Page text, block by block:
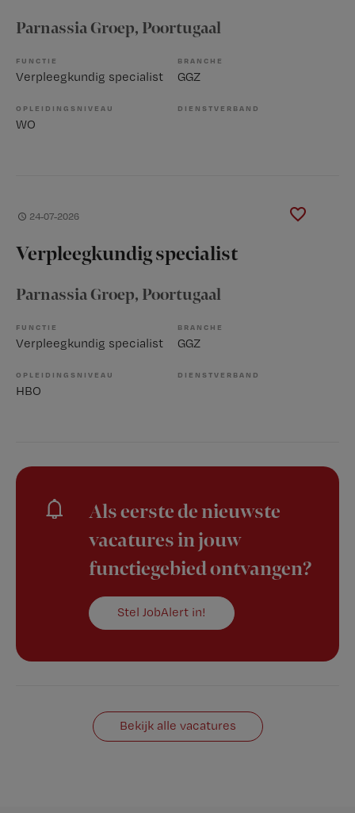
Parnassia Groep, Poortugaal
FUNCTIE
Verpleegkundig specialist
BRANCHE
GGZ
OPLEIDINGSNIVEAU
WO
DIENSTVERBAND
24-07-2026
Verpleegkundig specialist
Parnassia Groep, Poortugaal
FUNCTIE
Verpleegkundig specialist
BRANCHE
GGZ
OPLEIDINGSNIVEAU
HBO
DIENSTVERBAND
Als eerste de nieuwste
vacatures in jouw
functiegebied ontvangen?
Stel JobAlert in!
Bekijk alle vacatures